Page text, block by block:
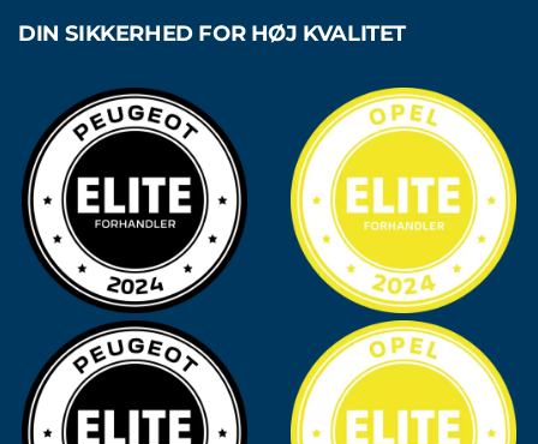
DIN SIKKERHED FOR HØJ KVALITET